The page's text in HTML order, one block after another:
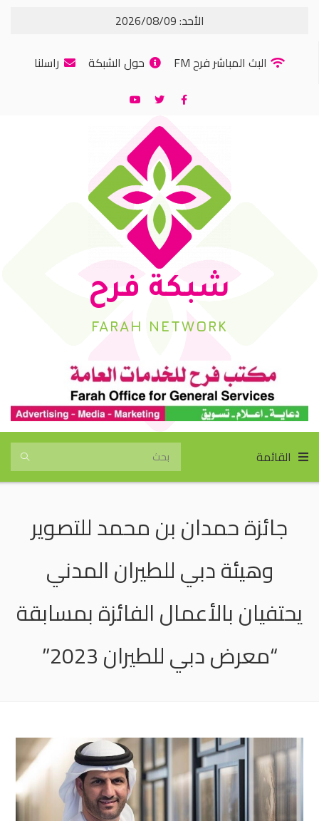
الأحد: 2026/08/09
البث المباشر فرح FM
حول الشبكة راسلنا
شبكة فرح
FARAH NETWORK
القائمة
جائزة حمدان بن محمد للتصوير
وهيئة دبي للطيران المدني
يحتفيان بالأعمال الفائزة بمسابقة
“معرض دبي للطيران 2023”